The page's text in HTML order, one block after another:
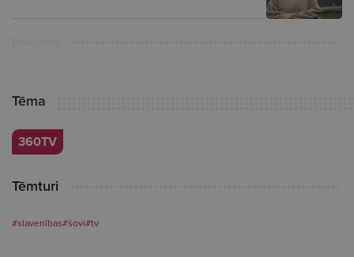
Tēma
360TV
Tēmturi
#slavenības#šovi#tv